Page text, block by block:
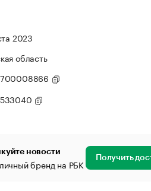
2023
область
новости
бренд на РБК Получить